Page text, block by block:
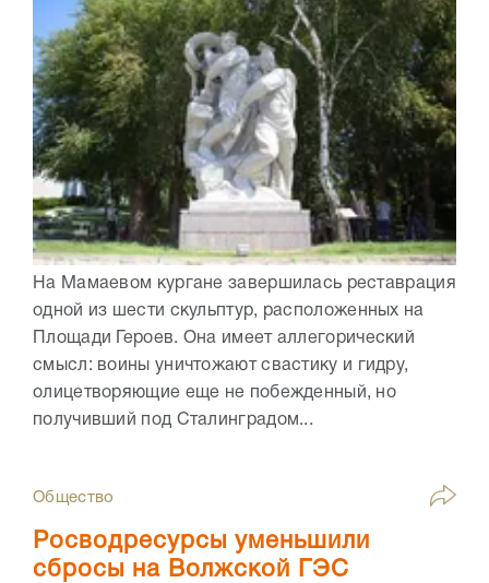
На Мамаевом кургане завершилась реставрация
одной из шести скульптур, расположенных на
Площади Героев. Она имеет аллегорический
смысл: воины уничтожают свастику и гидру,
олицетворяющие еще не побежденный, но
получивший под Сталинградом...
Общество
Росводресурсы уменьшили
сбросы на Волжской ГЭС